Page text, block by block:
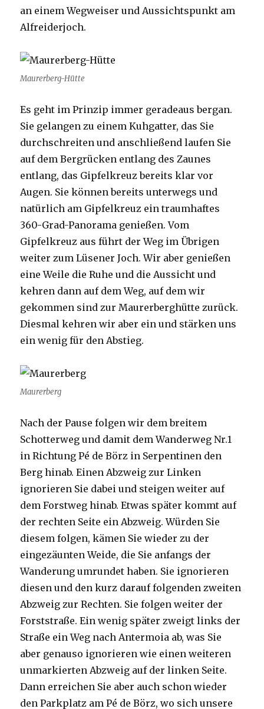
an einem Wegweiser und Aussichtspunkt am
Alfreiderjoch.
Maurerberg-Hütte
Es geht im Prinzip immer geradeaus bergan.
Sie gelangen zu einem Kuhgatter, das Sie
durchschreiten und anschließend laufen Sie
auf dem Bergrücken entlang des Zaunes
entlang, das Gipfelkreuz bereits klar vor
Augen. Sie können bereits unterwegs und
natürlich am Gipfelkreuz ein traumhaftes
360-Grad-Panorama genießen. Vom
Gipfelkreuz aus führt der Weg im Übrigen
weiter zum Lüsener Joch. Wir aber genießen
eine Weile die Ruhe und die Aussicht und
kehren dann auf dem Weg, auf dem wir
gekommen sind zur Maurerberghütte zurück.
Diesmal kehren wir aber ein und stärken uns
ein wenig für den Abstieg.
Maurerberg
Nach der Pause folgen wir dem breitem
Schotterweg und damit dem Wanderweg Nr.1
in Richtung Pé de Börz in Serpentinen den
Berg hinab. Einen Abzweig zur Linken
ignorieren Sie dabei und steigen weiter auf
dem Forstweg hinab. Etwas später kommt auf
der rechten Seite ein Abzweig. Würden Sie
diesem folgen, kämen Sie wieder zu der
eingezäunten Weide, die Sie anfangs der
Wanderung umrundet haben. Sie ignorieren
diesen und den kurz darauf folgenden zweiten
Abzweig zur Rechten. Sie folgen weiter der
Forststraße. Ein wenig später zweigt links der
Straße ein Weg nach Antermoia ab, was Sie
aber genauso ignorieren wie einen weiteren
unmarkierten Abzweig auf der linken Seite.
Dann erreichen Sie aber auch schon wieder
den Parkplatz am Pé de Börz, wo sich unsere